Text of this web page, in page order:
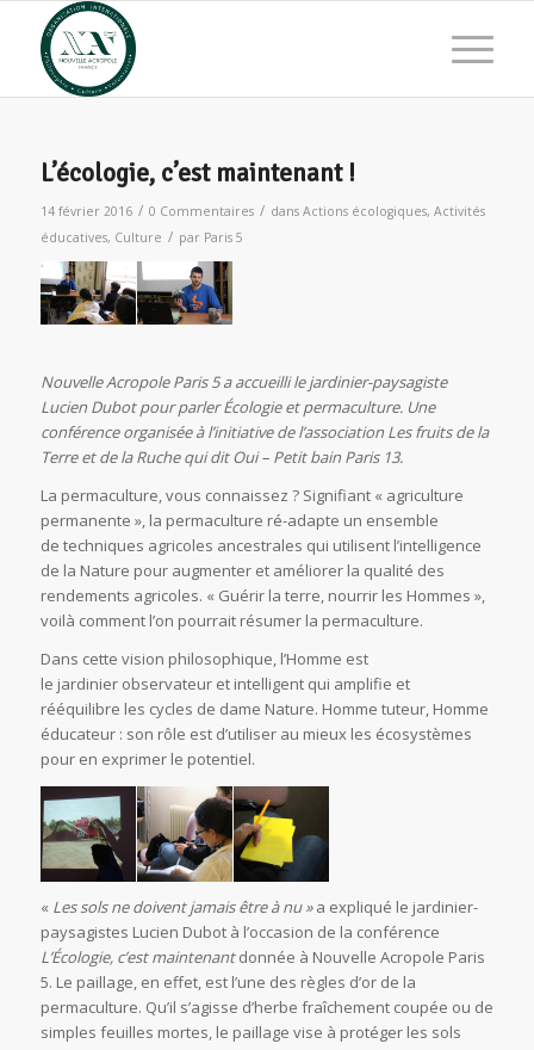
L’écologie, c’est maintenant !
14 février 2016 / 0 Commentaires / dans Actions écologiques, Activités
éducatives, Culture / par Paris 5
Nouvelle Acropole Paris 5 a accueilli le jardinier-paysagiste
Lucien Dubot pour parler Écologie et permaculture. Une
conférence organisée à l’initiative de l’association Les fruits de la
Terre et de la Ruche qui dit Oui – Petit bain Paris 13.
La permaculture, vous connaissez ? Signifiant « agriculture
permanente », la permaculture ré-adapte un ensemble
de techniques agricoles ancestrales qui utilisent l’intelligence
de la Nature pour augmenter et améliorer la qualité des
rendements agricoles. « Guérir la terre, nourrir les Hommes »,
voilà comment l’on pourrait résumer la permaculture.
Dans cette vision philosophique, l’Homme est
le jardinier observateur et intelligent qui amplifie et
rééquilibre les cycles de dame Nature. Homme tuteur, Homme
éducateur : son rôle est d’utiliser au mieux les écosystèmes
pour en exprimer le potentiel.
« Les sols ne doivent jamais être à nu »a expliqué le jardinier-
paysagistes Lucien Dubot à l’occasion de la conférence
L’Écologie, c’est maintenantdonnée à Nouvelle Acropole Paris
5. Le paillage, en effet, est l’une des règles d’or de la
permaculture. Qu’il s’agisse d’herbe fraîchement coupée ou de
simples feuilles mortes, le paillage vise à protéger les sols